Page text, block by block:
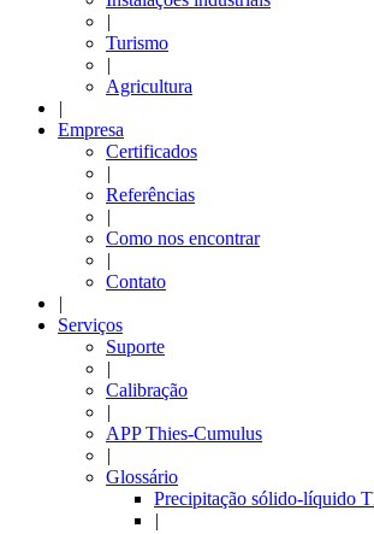
|
Turismo
|
Agricultura
|
Empresa
Certificados
|
Referências
|
Como nos encontrar
|
Contato
|
Serviços
Suporte
|
Calibração
|
APP Thies-Cumulus
|
Glossário
Precipitação sólido-líquido
|